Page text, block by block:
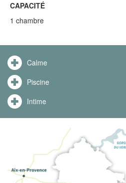
CAPACITÉ
1 chambre
Calme
Piscine
Intime